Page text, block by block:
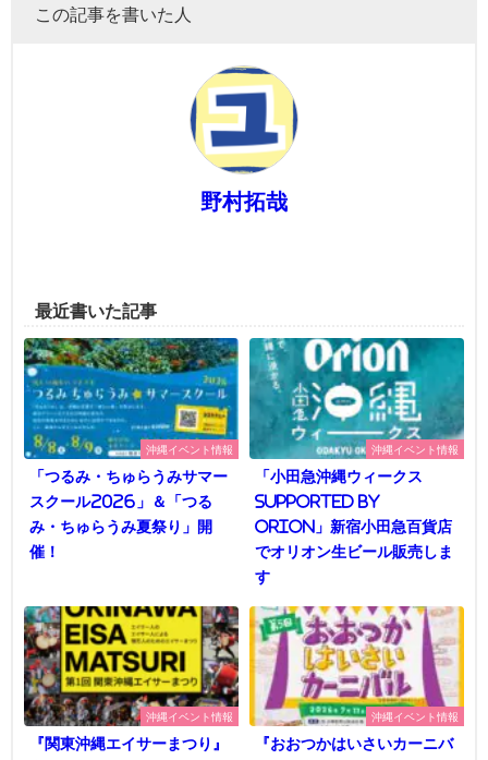
この記事を書いた人
野村拓哉
最近書いた記事
沖縄イベント情報
「つるみ・ちゅらうみサマー
スクール2026」＆「つる
み・ちゅらうみ夏祭り」開
催！
沖縄イベント情報
「小田急沖縄ウィークス
supported by
Orion」新宿小田急百貨店
でオリオン生ビール販売しま
す
沖縄イベント情報
『関東沖縄エイサーまつり』
沖縄イベント情報
『おおつかはいさいカーニバ